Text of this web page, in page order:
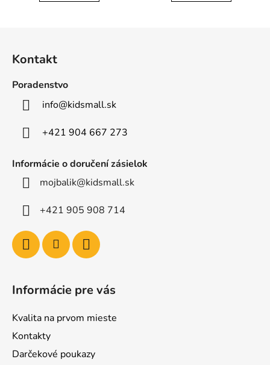
Kontakt
Poradenstvo
info@kidsmall.sk
+421 904 667 273
Informácie o doručení zásielok
mojbalik@kidsmall.sk
+421 905 908 714
Informácie pre vás
Kvalita na prvom mieste
Kontakty
Darčekové poukazy